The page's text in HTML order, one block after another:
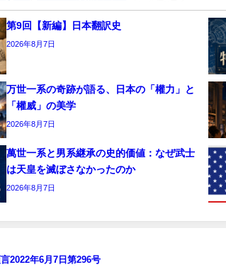
第9回【新編】日本翻訳史
2026年8月7日
万世一系の奇跡が語る、日本の「權力」と
「權威」の美学
2026年8月7日
萬世一系と男系継承の史的価値：なぜ武士
は天皇を滅ぼさなかったのか
2026年8月7日
2022年6月7日第296号